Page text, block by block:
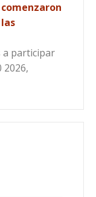
comenzaron
las
a participar
2026,